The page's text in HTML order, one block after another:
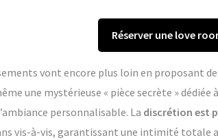
Réserver une love
vont encore plus loin en proposant
une mystérieuse « pièce secrète »
personnalisable. La discrétion est
vis-à-vis, garantissant une intimité totale